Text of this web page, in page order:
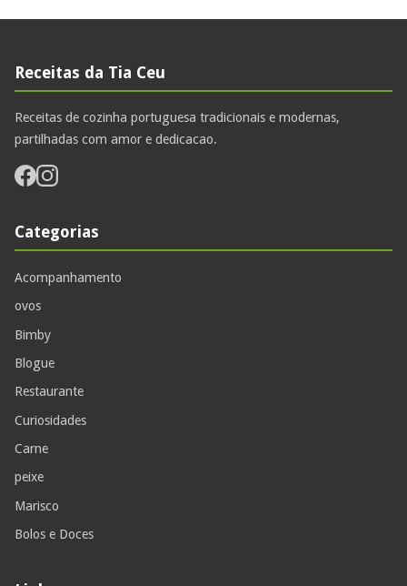
Receitas da Tia Ceu
Receitas de cozinha portuguesa tradicionais e modernas,
partilhadas com amor e dedicacao.
Categorias
Acompanhamento
ovos
Bimby
Blogue
Restaurante
Curiosidades
Carne
peixe
Marisco
Bolos e Doces